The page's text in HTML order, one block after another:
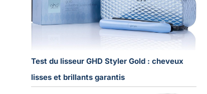
Test du lisseur GHD Styler Gold : cheveux
lisses et brillants garantis